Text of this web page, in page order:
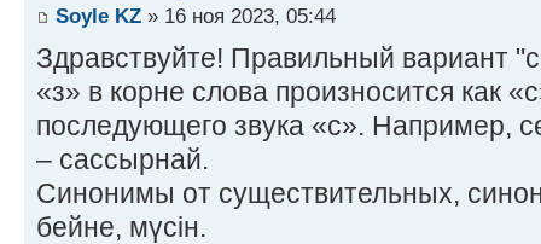
Soyle KZ » 16 ноя 2023, 05:44
Здравствуйте! Правильный вариант
«з» в корне слова произносится как
последующего звука «с». Например,
– сассырнай.
Синонимы от существительных,
бейне, мүсін.